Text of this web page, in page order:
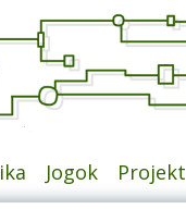
Jogok Projekt